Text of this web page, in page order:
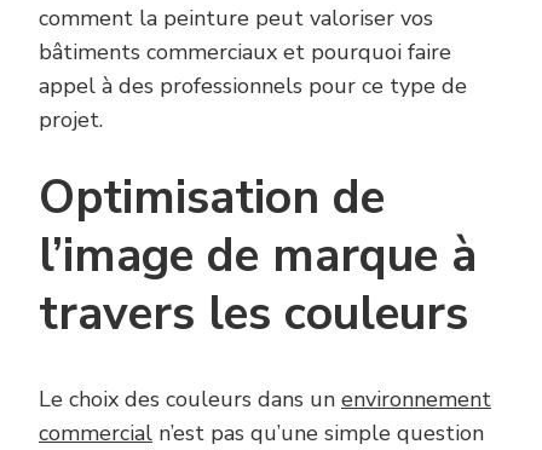
comment la peinture peut valoriser vos
bâtiments commerciaux et pourquoi faire
appel à des professionnels pour ce type de
projet.
Optimisation de
l’image de marque à
travers les couleurs
Le choix des couleurs dans un environnement
commercial n’est pas qu’une simple question